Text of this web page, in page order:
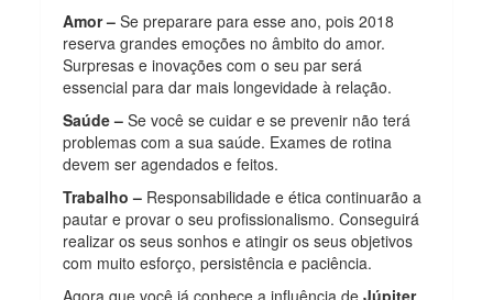
Amor – Se preparare para esse ano, pois 2018
reserva grandes emoções no âmbito do amor.
Surpresas e inovações com o seu par será
essencial para dar mais longevidade à relação.
Saúde – Se você se cuidar e se prevenir não terá
problemas com a sua saúde. Exames de rotina
devem ser agendados e feitos.
Trabalho – Responsabilidade e ética continuarão a
pautar e provar o seu profissionalismo. Conseguirá
realizar os seus sonhos e atingir os seus objetivos
com muito esforço, persistência e paciência.
Agora que você já conhece a influência deJúpiter